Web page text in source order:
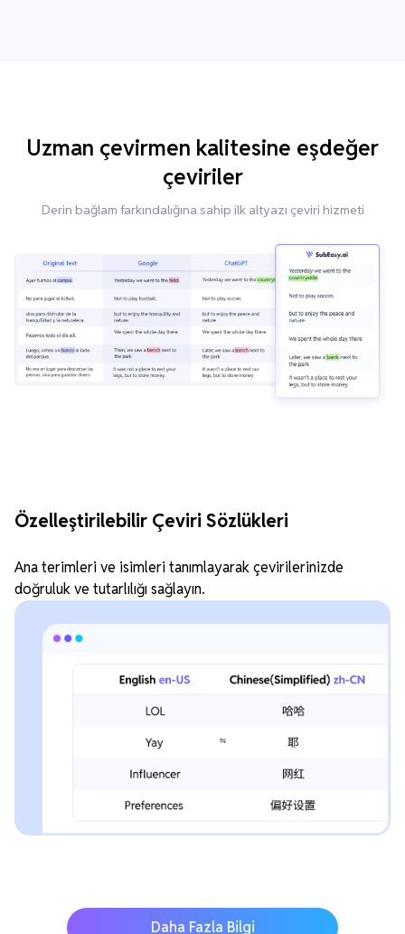
Uzman çevirmen kalitesine eşdeğer
çeviriler
Derin bağlam farkındalığına sahip ilk altyazı çeviri hizmeti
Özelleştirilebilir Çeviri Sözlükleri
Ana terimleri ve isimleri tanımlayarak çevirilerinizde
doğruluk ve tutarlılığı sağlayın.
Daha Fazla Bilgi